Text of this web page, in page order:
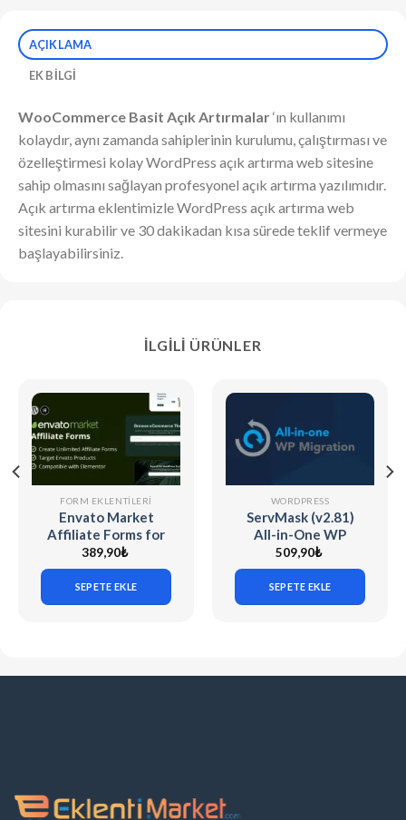
AÇIKLAMA
EK BILGI
WooCommerce Basit Açık Artırmalar‘ın kullanımı
kolaydır, aynı zamanda sahiplerinin kurulumu, çalıştırması ve
özelleştirmesi kolay WordPress açık artırma web sitesine
sahip olmasını sağlayan profesyonel açık artırma yazılımıdır.
Açık artırma eklentimizle WordPress açık artırma web
sitesini kurabilir ve 30 dakikadan kısa sürede teklif vermeye
başlayabilirsiniz.
İLGILI ÜRÜNLER
FORM EKLENTILERI
Envato Market
Affiliate Forms for
Elementor v1.0.0
389,90₺
SEPETE EKLE
WORDPRESS
ServMask (v2.81)
All-in-One WP
Migration Unlimited
Extension
509,90₺
SEPETE EKLE